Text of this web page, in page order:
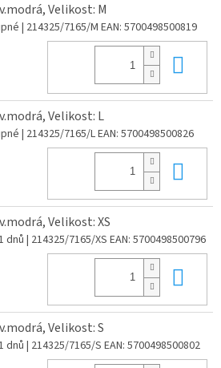
Velikost: M
| 214325/7165/M EAN: 5700498500819
Velikost: L
| 214325/7165/LEAN: 5700498500826
Velikost: XS
dnů| 214325/7165/XS EAN: 5700498500796
Velikost: S
dnů| 214325/7165/S EAN: 5700498500802